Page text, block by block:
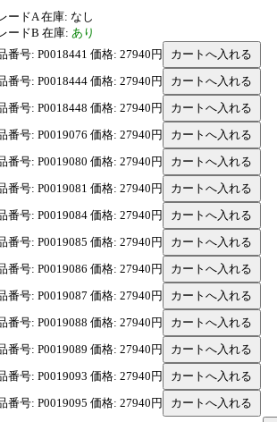
ードA 在庫: なし
ードB 在庫: あり
番号: P0018441 価格: 27940円
番号: P0018444 価格: 27940円
番号: P0018448 価格: 27940円
番号: P0019076 価格: 27940円
番号: P0019080 価格: 27940円
番号: P0019081 価格: 27940円
番号: P0019084 価格: 27940円
番号: P0019085 価格: 27940円
番号: P0019086 価格: 27940円
番号: P0019087 価格: 27940円
番号: P0019088 価格: 27940円
番号: P0019089 価格: 27940円
番号: P0019093 価格: 27940円
番号: P0019095 価格: 27940円